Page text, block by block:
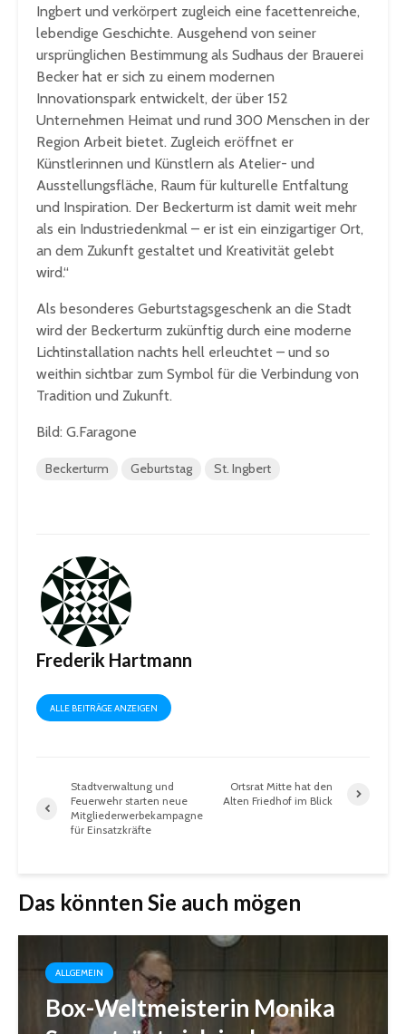
Ingbert und verkörpert zugleich eine facettenreiche,
lebendige Geschichte. Ausgehend von seiner
ursprünglichen Bestimmung als Sudhaus der Brauerei
Becker hat er sich zu einem modernen
Innovationspark entwickelt, der über 152
Unternehmen Heimat und rund 300 Menschen in der
Region Arbeit bietet. Zugleich eröffnet er
Künstlerinnen und Künstlern als Atelier- und
Ausstellungsfläche, Raum für kulturelle Entfaltung
und Inspiration. Der Beckerturm ist damit weit mehr
als ein Industriedenkmal – er ist ein einzigartiger Ort,
an dem Zukunft gestaltet und Kreativität gelebt
wird.“
Als besonderes Geburtstagsgeschenk an die Stadt
wird der Beckerturm zukünftig durch eine moderne
Lichtinstallation nachts hell erleuchtet – und so
weithin sichtbar zum Symbol für die Verbindung von
Tradition und Zukunft.
Bild: G.Faragone
Beckerturm Geburtstag St. Ingbert
Frederik Hartmann
ALLE BEITRÄGE ANZEIGEN
Stadtverwaltung und
Feuerwehr starten neue
Mitgliederwerbekampagne
für Einsatzkräfte
Ortsrat Mitte hat den
Alten Friedhof im Blick
Das könnten Sie auch mögen
ALLGEMEIN
Box-Weltmeisterin Monika